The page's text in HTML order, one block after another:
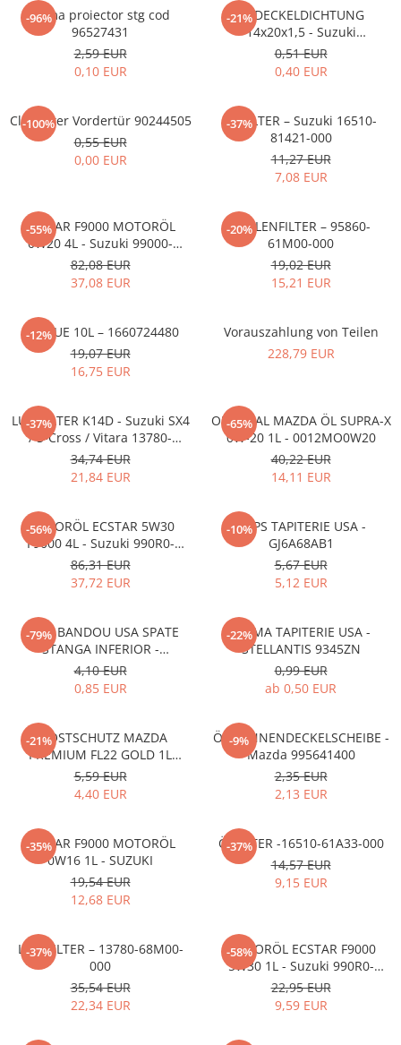
MOVANO
TIGRA-B 2004-2009
VIVARO
ZAFIRA
Mazda CX-80 KL
SX4 S-CROSS Hybrid 48V 2020-
prezent
S-CROSS HYBRID 48V 2022-prezent
VITARA Hybrid 48V 2020-prezent
VITARA Strong Hybrid 140V 2022-
SPARK M300 2010-2018
-96%
Rama proiector stg cod
96527431
2,59 EUR
0,10 EUR
-21%ÖLDECKELDICHTUNG
14x20x1,5 - Suzuki
09168M14015-000
0,51 EUR
0,40 EUR
-100%
ClipFutter Vordertür 90244505
0,55 EUR
0,00 EUR
-37%
ÖLFILTER – Suzuki 16510-
81421-000
11,27 EUR
7,08 EUR
-55%
ECSTAR F9000 MOTORÖL
0W20 4L - Suzuki 99000-
21E20-047
82,08 EUR
37,08 EUR
-20%
POLLENFILTER – 95860-
61M00-000
19,02 EUR
15,21 EUR
-12%
ADBLUE 10L – 1660724480
19,07 EUR
16,75 EUR
Vorauszahlung von Teilen
228,79 EUR
-37%
LUFTFILTER K14D - Suzuki SX4
/ S-Cross / Vitara 13780-
53SA0-000
34,74 EUR
21,84 EUR
-65%
ORIGINAL MAZDA ÖL SUPRA-X
0W-20 1L - 0012MO0W20
40,22 EUR
14,11 EUR
-56%
MOTORÖL ECSTAR 5W30
F9000 4L - Suzuki 990R0-
21E72-004
86,31 EUR
37,72 EUR
-10%
CLIPS TAPITERIE USA -
GJ6A68AB1
5,67 EUR
5,12 EUR
-79%
CLIPS BANDOU USA SPATE
STANGA INFERIOR -
KD5351SJ3A
4,10 EUR
0,85 EUR
-22%
CLEMA TAPITERIE USA -
STELLANTIS 9345ZN
0,99 EUR
ab 0,50 EUR
-21%
FROSTSCHUTZ MAZDA
PREMIUM FL22 GOLD 1L
L247CL005 4X
5,59 EUR
4,40 EUR
-9%
ÖLWANNENDECKELSCHEIBE -
Mazda 995641400
2,35 EUR
2,13 EUR
-35%
ECSTAR F9000 MOTORÖL
0W16 1L - SUZUKI
19,54 EUR
12,68 EUR
-37%
ÖLFILTER -16510-61A33-000
14,57 EUR
9,15 EUR
-37%
LUFTFILTER – 13780-68M00-
000
35,54 EUR
22,34 EUR
-58%
MOTORÖL ECSTAR F9000
5W30 1L - Suzuki 990R0-
21E72-001
22,95 EUR
9,59 EUR